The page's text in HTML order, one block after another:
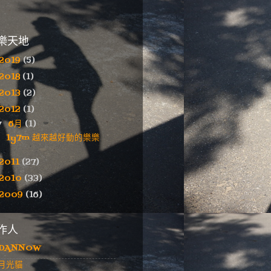
天地
(5)
(1)
(2)
(1)
6月(1)
1y7m 越來越好動的樂樂
(27)
(33)
(16)
人
光貓